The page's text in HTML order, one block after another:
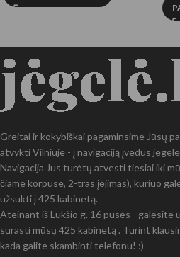
Greitai ir kokybiškai pagaminsime Jūsų
atvykti Vilniuje - į navigaciją įvedus
Navigacija Jus turėtų atvesti tiesiai iki
čiame korpuse, 2-tras įėjimas), kuriuo
užsukti į 425 kabinetą.
Ateinant iš Lukšio g. 16 pusės - galėsite
surasti mūsų 425 kabinetą . Turint
kada galite skambinti telefonu! :)